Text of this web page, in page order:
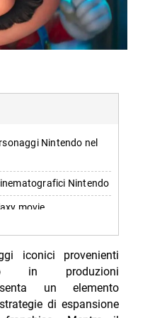
Nintendo nel
Nintendo
movie
nello spazio
per ulteriori film
cinematografica
iconici provenienti
in produzioni
un elemento
di espansione